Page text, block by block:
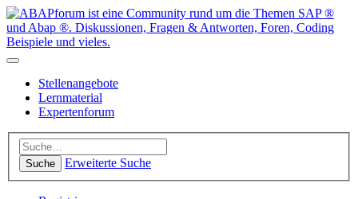
Stellenangebote
Lernmaterial
Expertenforum
Suche Erweiterte Suche